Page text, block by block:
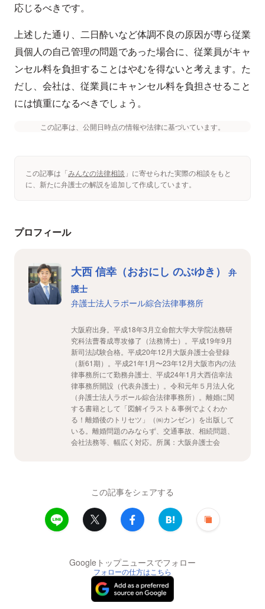
応じるべきです。
上述した通り、二日酔いなど体調不良の原因が専ら従業
員個人の自己管理の問題であった場合に、従業員がキャ
ンセル料を負担することはやむを得ないと考えます。た
だし、会社は、従業員にキャンセル料を負担させること
には慎重になるべきでしょう。
この記事は、公開日時点の情報や法律に基づいています。
この記事は「みんなの法律相談 」に寄せられた実際の相談をもと
に、新たに弁護士の解説を追加して作成しています。
プロフィール
大西 信幸（おおにし のぶゆき）
弁
護士
弁護士法人ラポール綜合法律事務所
大阪府出身。平成18年3月立命館大学大学院法務研
究科法曹養成専攻修了（法務博士）。平成19年9月
新司法試験合格。平成20年12月大阪弁護士会登録
（新61期）。平成21年1月〜23年12月大阪市内の法
律事務所にて勤務弁護士、平成24年1月大西信幸法
律事務所開設（代表弁護士）。令和元年５月法人化
（弁護士法人ラポール綜合法律事務所）。離婚に関
する書籍として「図解イラスト＆事例でよくわか
る！離婚後のトリセツ」（㈱カンゼン）を出版して
いる。離婚問題のみならず、交通事故、相続問題、
会社法務等、幅広く対応。所属：大阪弁護士会
この記事をシェアする
Googleトップニュースでフォロー
フォローの仕方はこちら